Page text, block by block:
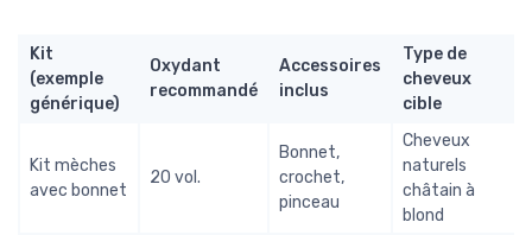
Kit
(exemple
générique)
Oxydant
recommandé
Accessoires
inclus
Type de
cheveux
cible
Kit mèches
avec bonnet
20 vol.
Bonnet,
crochet,
pinceau
Cheveux
naturels
châtain à
blond